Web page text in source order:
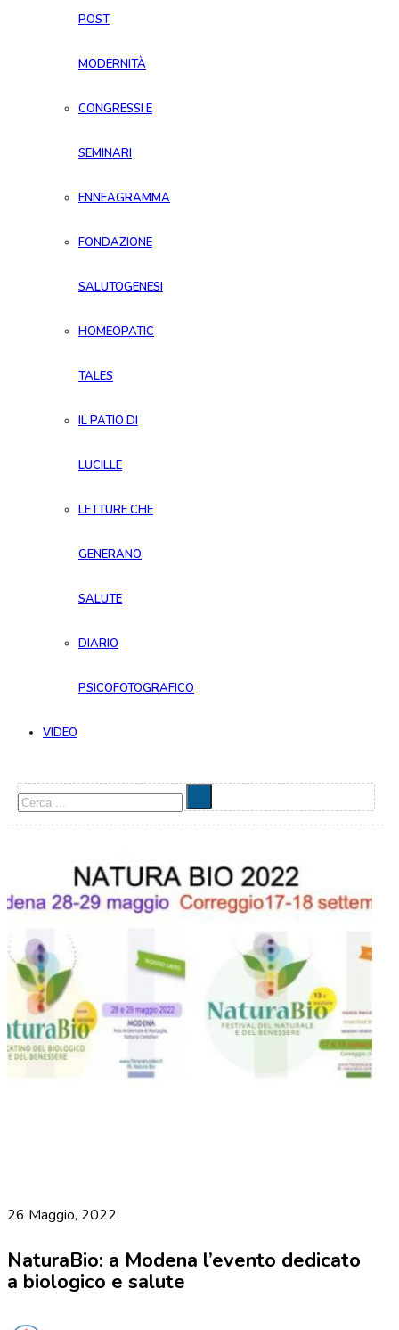
POST
MODERNITÀ
CONGRESSI E
SEMINARI
ENNEAGRAMMA
FONDAZIONE
SALUTOGENESI
HOMEOPATIC
TALES
IL PATIO DI
LUCILLE
LETTURE CHE
GENERANO
SALUTE
DIARIO
PSICOFOTOGRAFICO
VIDEO
Cerca
26 Maggio, 2022
NaturaBio: a Modena l’evento dedicato
a biologico e salute